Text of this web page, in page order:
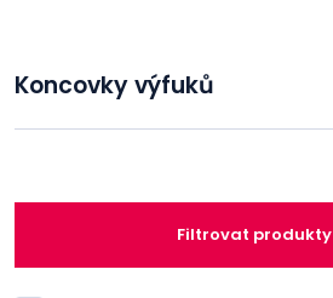
Koncovky výfuků
Filtrovat produkty